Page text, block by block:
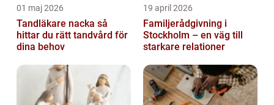
01 maj 2026
Tandläkare nacka så
hittar du rätt tandvård för
dina behov
19 april 2026
Familjerådgivning i
Stockholm – en väg till
starkare relationer